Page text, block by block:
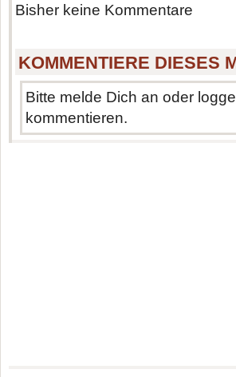
Bisher keine Kommentare
KOMMENTIERE DIESES
Bitte melde Dich an oder
kommentieren.